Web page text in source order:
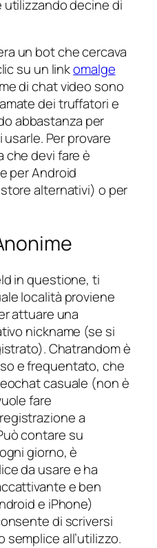
utilizzando decine di
un bot che cercava
su un linkomalge
di chat video sono
dei truffatori e
abbastanza per
Per provare
che devi fare è
per Android
alternativi) o per
in questione, ti
località proviene
attuare una
nickname (se si
Chatrandom è
e frequentato, che
casuale (non è
fare
a
contare su
giorno, è
da usare e ha
e ben
e iPhone)
di scriversi
all’utilizzo.